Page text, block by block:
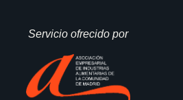
Servicio ofrecido por